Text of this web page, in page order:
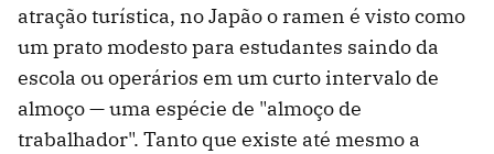
atração turística, no Japão o ramen é visto como
um prato modesto para estudantes saindo da
escola ou operários em um curto intervalo de
almoço — uma espécie de "almoço de
trabalhador". Tanto que existe até mesmo a